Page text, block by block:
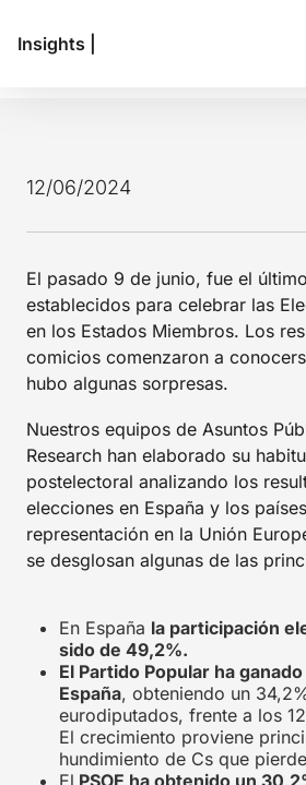
Insights
12/06/2024
El pasado 9 de junio, fue el
establecidos para celebrar las
en los Estados Miembros. Los
comicios comenzaron a
hubo algunas sorpresas.
Nuestros equipos de Asuntos
Research han elaborado su
postelectoral analizando los
elecciones en España y los
representación en la Unión
se desglosan algunas de las
En España la participación
sido de 49,2%.
El Partido Popular ha
España, obteniendo un
eurodiputados, frente a los
El crecimiento proviene
hundimiento de Cs que
El PSOE ha obtenido un